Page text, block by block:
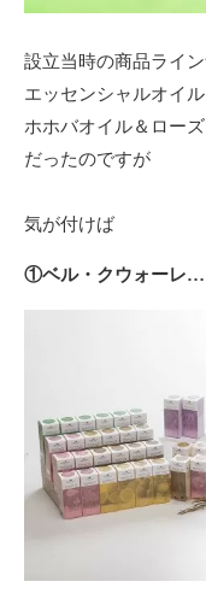
設立当時の商品ライ
エッセンシャルオイ
ホホバオイル＆ロー
だったのですが
気が付けば
①ベル・クウォーレ…